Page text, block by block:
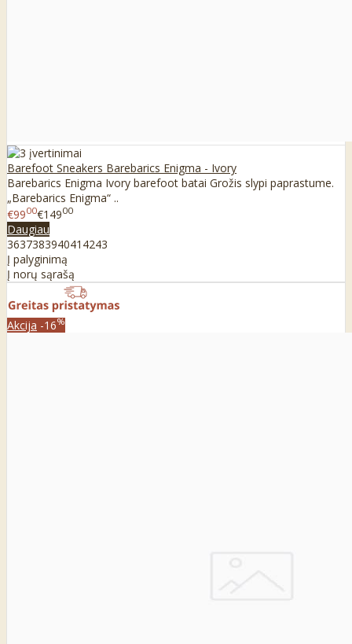
Barefoot Sneakers Barebarics Enigma - Ivory
Barebarics Enigma Ivory barefoot batai Grožis slypi paprastume.
„Barebarics Enigma“ ..
€9900€14900
Daugiau
363738394041 4243
Į palyginimą
Į norų sąrašą
Akcija -16%